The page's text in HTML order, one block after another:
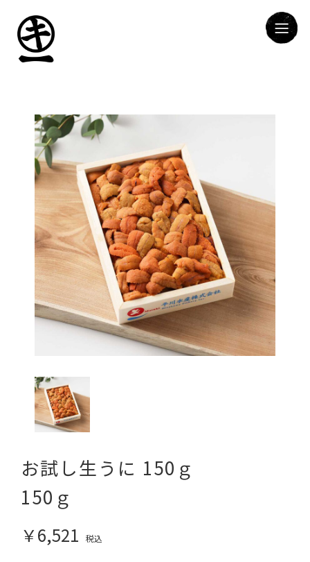
お試し生うに 150ｇ
150ｇ
￥6,521 税込